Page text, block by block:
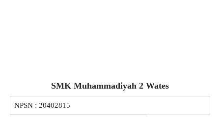
SMK Muhammadiyah 2 Wates
NPSN : 20402815